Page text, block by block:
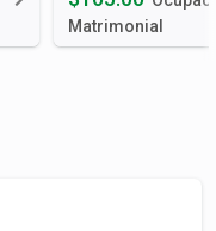
Matrimonial